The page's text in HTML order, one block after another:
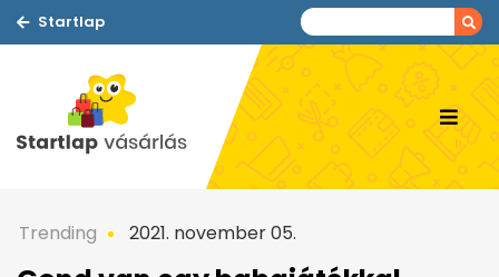
Startlap
Trending 2021. november 05.